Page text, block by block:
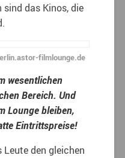
das Kinos, die
filmlounge.de
wesentlichen
Bereich. Und
Lounge bleiben,
Eintrittspreise!
den gleichen